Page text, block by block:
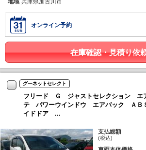
地域 兵庫県加古川市
オンライン予約
在庫確認・見積り依
グーネットセレクト
フリード Ｇ ジャストセレクション エ
テ パワーウインドウ エアバック ＡＢ
イドドア ...
支払総額
(税込)